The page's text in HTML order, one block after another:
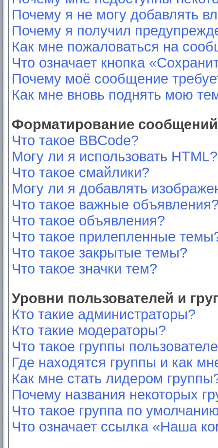
Почему я не могу добавлять
Почему я получил
Как мне пожаловаться на
Что означает кнопка
Почему моё сообщение
Как мне вновь поднять мою
Форматирование
Что такое BBCode?
Могу ли я использовать HTML?
Что такое смайлики?
Могу ли я добавлять
Что такое важные
Что такое объявления?
Что такое прилепленные
Что такое закрытые темы?
Что такое значки тем?
Уровни пользователей и
Кто такие администраторы?
Кто такие модераторы?
Что такое группы
Где находятся группы и как
Как мне стать лидером
Почему названия некоторых
Что такое группа по
Что означает ссылка «Наша